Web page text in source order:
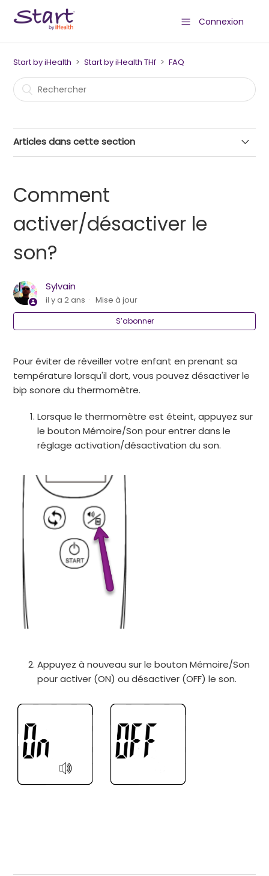
Connexion
Start by iHealth Start by iHealth THf FAQ
Articles dans cette section
Comment changer de mode de mesure?
Comment changer l'unité de mesure?
A quoi correspondent les couleurs de l'écran?
Quelle correspondance avec une température
buccale, axillaire ou rectale?
Comment
activer/désactiver le
son?
Sylvain
il y a 2 ans Mise à jour
S’abonner
Pour éviter de réveiller votre enfant en prenant sa
température lorsqu'il dort, vous pouvez désactiver le
bip sonore du thermomètre.
Lorsque le thermomètre est éteint, appuyez sur
le bouton Mémoire/Son pour entrer dans le
réglage activation/désactivation du son.
Appuyez à nouveau sur le bouton Mémoire/Son
pour activer (ON) ou désactiver (OFF) le son.